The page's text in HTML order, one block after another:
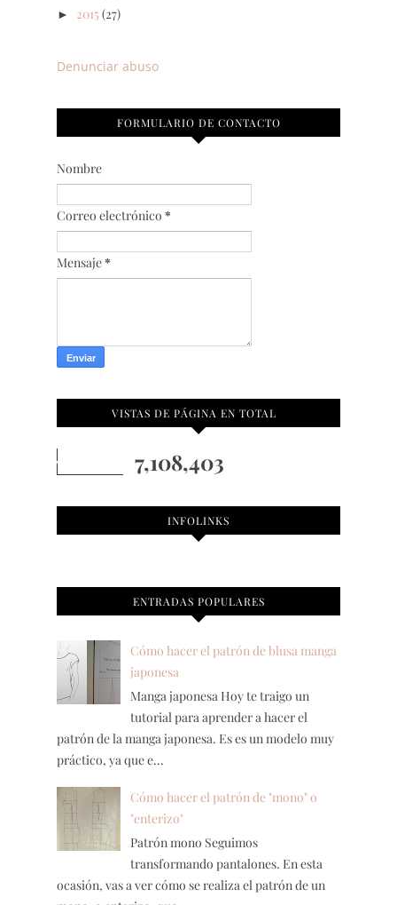
► 2015 (27)
Denunciar abuso
FORMULARIO DE CONTACTO
Nombre
Correo electrónico *
Mensaje*
VISTAS DE PÁGINA EN TOTAL
7,108,403
INFOLINKS
ENTRADAS POPULARES
Cómo hacer el patrón de blusa manga
japonesa
Manga japonesa Hoy te traigo un
tutorial para aprender a hacer el
patrón de la manga japonesa. Es es un modelo muy
práctico, ya que e...
Cómo hacer el patrón de "mono" o
"enterizo"
Patrón mono Seguimos
transformando pantalones. En esta
ocasión, vas a ver cómo se realiza el patrón de un